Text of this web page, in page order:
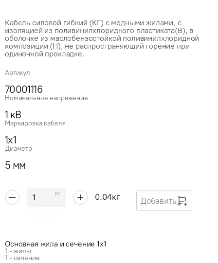
Кабель силовой гибкий (КГ) с медными жилами, с
изоляцией из поливинилхлоридного пластиката(В), в
оболочке из маслобензостойкой поливинилхлоридной
композиции (Н), не распространяющий горение при
одиночной прокладке.
Артикул
70001116
Номинальное напряжение
1 кВ
Маркировка кабеля
1x1
Диаметр
5 мм
м 0.04кг Добавить
Основная жила и сечение 1x1
1 - жилы
1 - сечение